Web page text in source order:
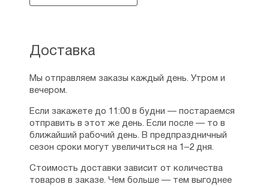
Доставка
Мы отправляем заказы каждый день. Утром и
вечером.
Если закажете до 11:00 в будни — постараемся
отправить в этот же день. Если после — то в
ближайший рабочий день. В предпраздничный
сезон сроки могут увеличиться на 1–2 дня.
Стоимость доставки зависит от количества
товаров в заказе. Чем больше — тем выгоднее